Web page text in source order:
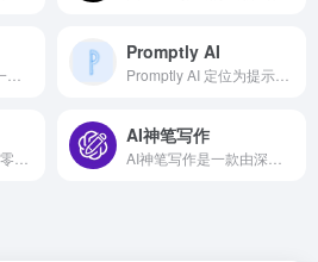
Promptly AI
AI神笔写作